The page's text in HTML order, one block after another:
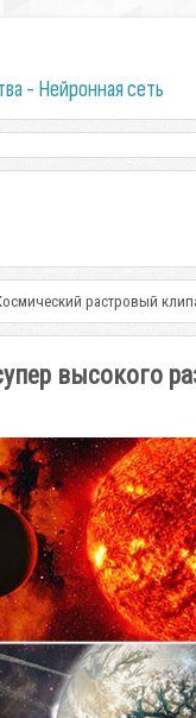
- Нейронная сеть
растровый
высокого